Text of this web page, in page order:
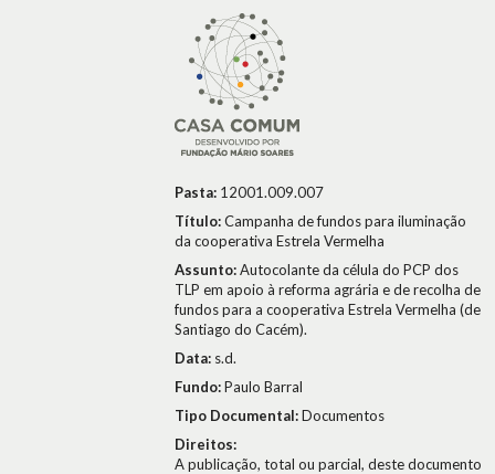
Pasta: 12001.009.007
Título:Campanha de fundos para iluminação
da cooperativa Estrela Vermelha
Assunto:Autocolante da célula do PCP dos
TLP em apoio à reforma agrária e de recolha de
fundos para a cooperativa Estrela Vermelha (de
Santiago do Cacém).
Data: s.d.
Fundo:Paulo Barral
Tipo Documental:Documentos
Direitos:
A publicação, total ou parcial, deste documento